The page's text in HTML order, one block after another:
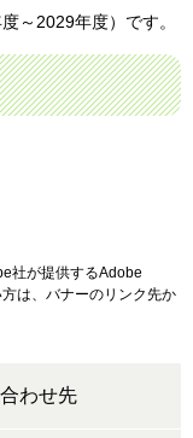
～2029年度）です。
社が提供するAdobe
は、バナーのリンク先か
わせ先